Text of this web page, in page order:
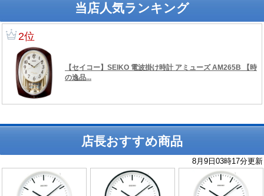
当店人気ランキング
店長おすすめ商品